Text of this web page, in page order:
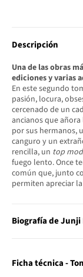
Descripción
Una de las obras
ediciones y varias
En este segundo
pasión, locura,
cercenado de un
ancianos que
por sus hermanos,
canguro y un
rencilla, un top
fuego lento. Once
común que, junto
permiten apreciar
Biografía de
Ficha técnica -